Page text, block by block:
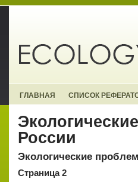
ГЛАВНАЯ СПИСОК
России
Экологические
Страница 2